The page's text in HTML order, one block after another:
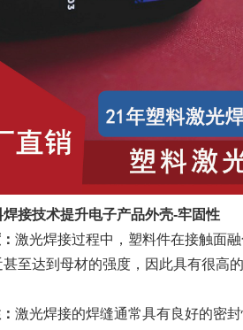
接技术提升电子产品外壳-牢固性
激光焊接过程中，塑料件在接触面
至达到母材的强度，因此具有很高的
激光焊接的焊缝通常具有良好的密